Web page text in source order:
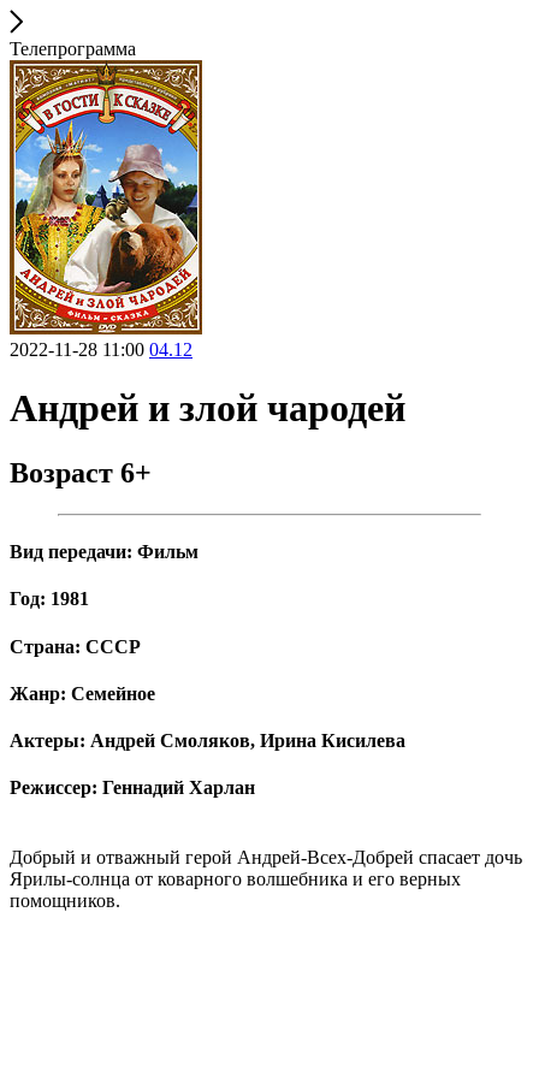
Телепрограмма
2022-11-28 11:00 04.12
Андрей и злой чародей
Возраст 6+
Вид передачи: Фильм
Год: 1981
Страна: СССР
Жанр: Семейное
Актеры: Андрей Смоляков, Ирина Кисилева
Режиссер: Геннадий Харлан
Добрый и отважный герой Андрей-Всех-Добрей спасает дочь
Ярилы-солнца от коварного волшебника и его верных
помощников.